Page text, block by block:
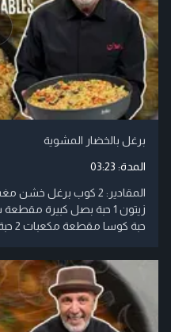
برغل بالخضار المشوية
المدة: 03:23
حبة كوسا مقطعة مكعبات 2 حبة باذنجان ....